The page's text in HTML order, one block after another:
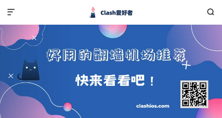

